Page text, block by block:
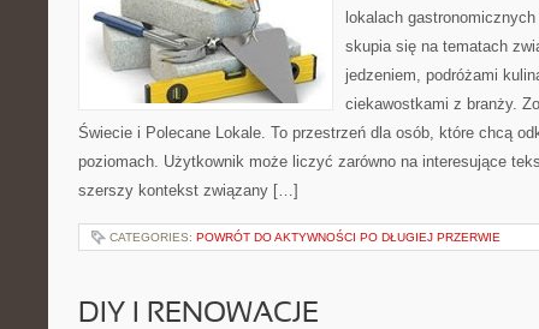
lokalach
skupia się na tematach
jedzeniem, podróżami
ciekawostkami z branży.
Świecie i Polecane Lokale. To przestrzeń dla osób, które chcą
poziomach. Użytkownik może liczyć zarówno na interesujące
szerszy kontekst związany […]
CATEGORIES: POWRÓT DO AKTYWNOŚCI PO DŁUGIEJ PRZERWIE
DIY I RENOWACJE